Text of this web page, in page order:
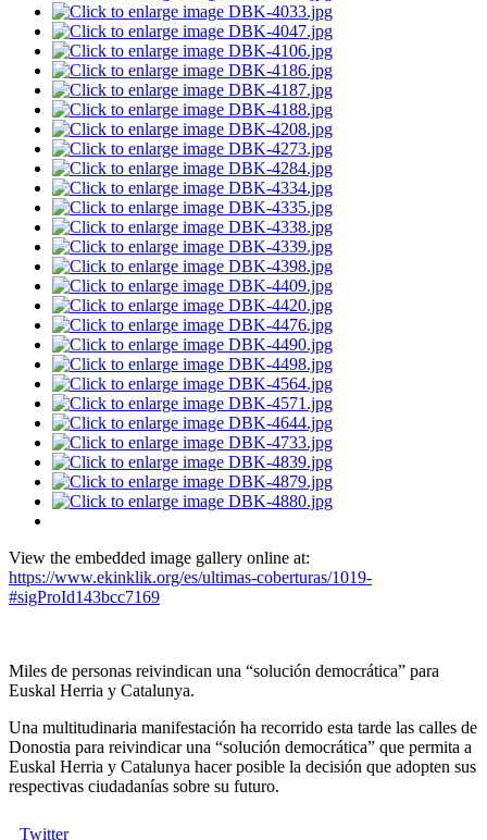
View the embedded image gallery online at:
https://www.ekinklik.org/es/ultimas-coberturas/1019-
#sigProId143bcc7169
Miles de personas reivindican una “solución democrática” para
Euskal Herria y Catalunya.
Una multitudinaria manifestación ha recorrido esta tarde las calles de
Donostia para reivindicar una “solución democrática” que permita a
Euskal Herria y Catalunya hacer posible la decisión que adopten sus
respectivas ciudadanías sobre su futuro.
Twitter